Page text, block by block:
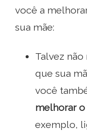
você a
sua mãe:
Talvez
que sua
você
melhorar
exemplo,